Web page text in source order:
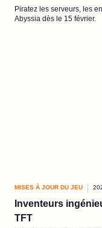
Piratez les serveurs, les
Abyssia dès le 15 février.
MISES À JOUR DU JEU
Inventeurs
TFT